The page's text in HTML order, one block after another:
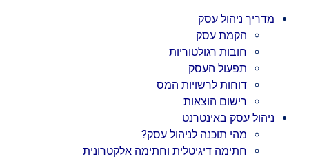
מדריך ניהול עסק
הקמת עסק
חובות רגולטוריות
תפעול העסק
דוחות לרשויות המס
רישום הוצאות
ניהול עסק באינטרנט
מהי תוכנה לניהול עסק?
חתימה דיגיטלית וחתימה אלקטרונית